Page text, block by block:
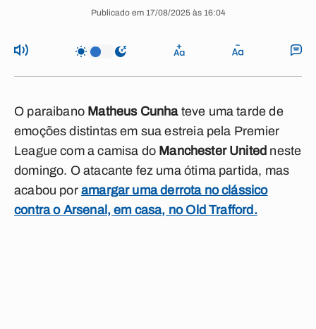
Publicado em 17/08/2025 às 16:04
O paraibano Matheus Cunhateve uma tarde de
emoções distintas em sua estreia pela Premier
League com a camisa doManchester United neste
domingo. O atacante fez uma ótima partida, mas
acabou por amargar uma derrota no clássico
contra o Arsenal, em casa, no Old Trafford.